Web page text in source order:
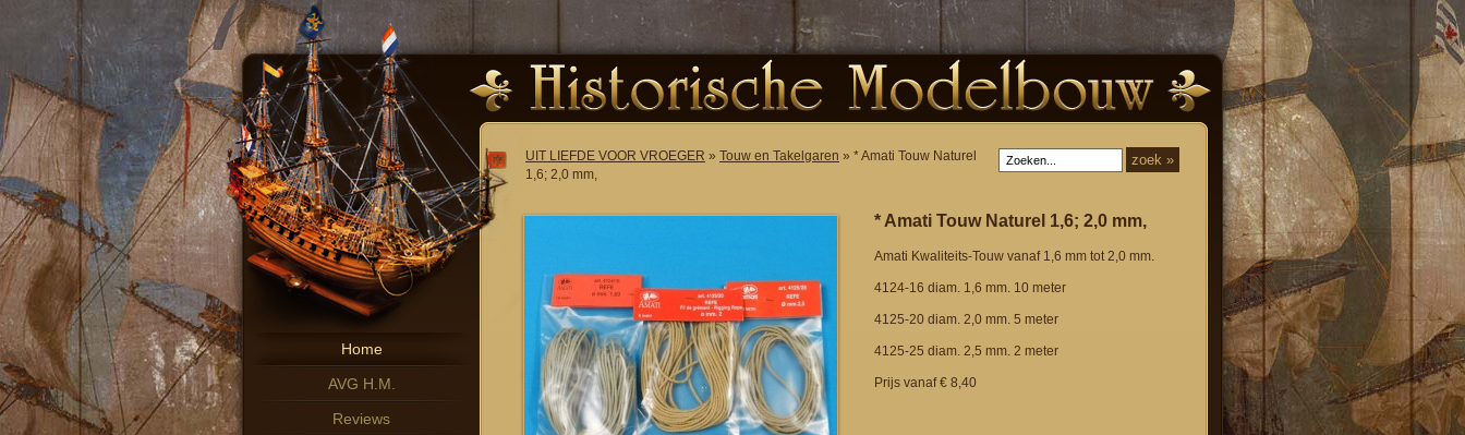
Home
AVG H.M.
Reviews
UIT LIEFDE VOOR VROEGER » Touw en Takelgaren » * Amati Touw Naturel
1,6; 2,0 mm,
* Amati Touw Naturel 1,6; 2,0 mm,
Amati Kwaliteits-Touw vanaf 1,6 mm tot 2,0 mm.
4124-16 diam. 1,6 mm. 10 meter
4125-20 diam. 2,0 mm. 5 meter
4125-25 diam. 2,5 mm. 2 meter
Prijs vanaf € 8,40